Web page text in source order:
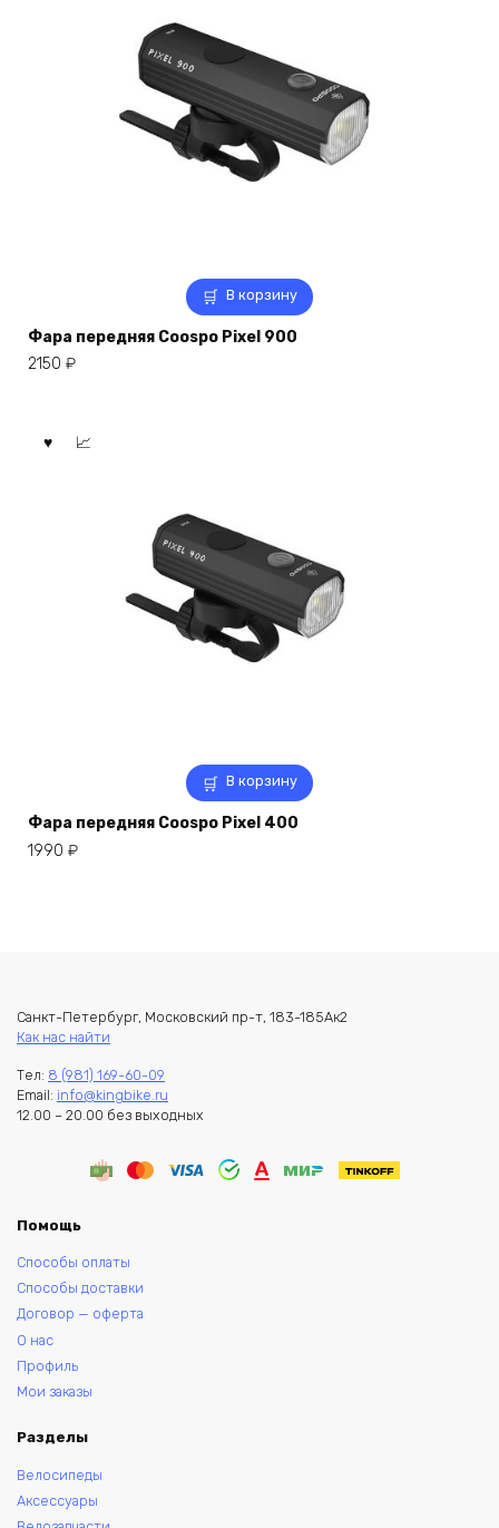
В корзину
Фара передняя Coospo Pixel 900
2150 ₽
В корзину
Фара передняя Coospo Pixel 400
1990 ₽
Санкт-Петербург, Московский пр-т, 183-185Ак2
Как нас найти
Тел: 8 (981) 169-60-09
Email: info@kingbike.ru
12.00 – 20.00 без выходных
Помощь
Способы оплаты
Способы доставки
Договор — оферта
О нас
Профиль
Мои заказы
Разделы
Велосипеды
Аксессуары